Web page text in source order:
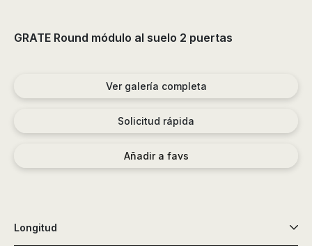
nuevos
tecnologías
en
muebles,
lavabos,
bañeras,
platos
GRATE Round módulo al suelo 2 puertas
Ver galería completa
Solicitud rápida
Añadir a favs
Longitud